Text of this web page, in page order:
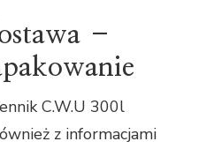
–
C.W.U 300l
z informacjami